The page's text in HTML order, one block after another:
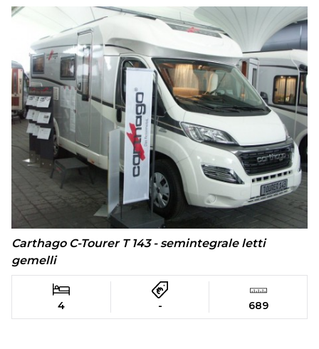
Carthago C-Tourer T 143 - semintegrale letti
gemelli
4 - 689